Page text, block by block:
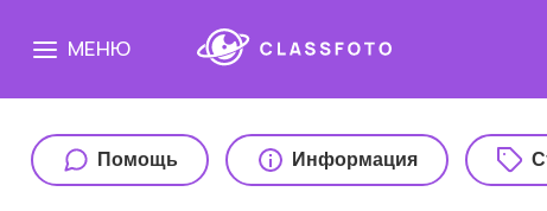
МЕНЮ
Помощь Информация